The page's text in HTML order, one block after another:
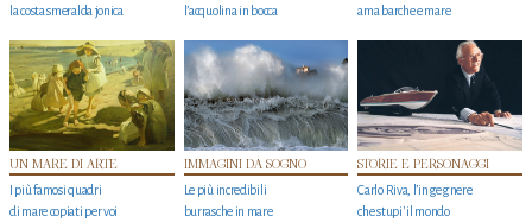
la costa smeralda jonica
l’acquolina in bocca
ama barche e mare
UN MARE DI ARTE
I più famosi quadri
di mare copiati per voi
IMMAGINI DA SOGNO
Le più incredibili
burrasche in mare
STORIE E PERSONAGGI
Carlo Riva, l’ingegnere
che stupi' il mondo